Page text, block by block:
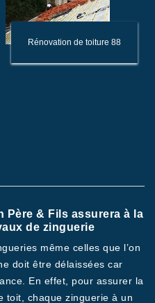
Rénovation de toiture 88
Père & Fils assurera à la
de zinguerie
même celles que l’on
doit être délaissées car
En effet, pour assurer la
toit, chaque zinguerie à un